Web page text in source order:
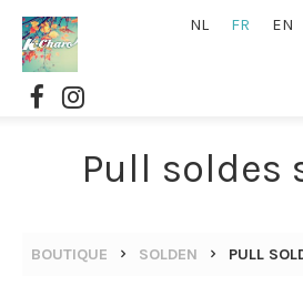
NL FR EN
Pull soldes
BOUTIQUE SOLDEN PULL